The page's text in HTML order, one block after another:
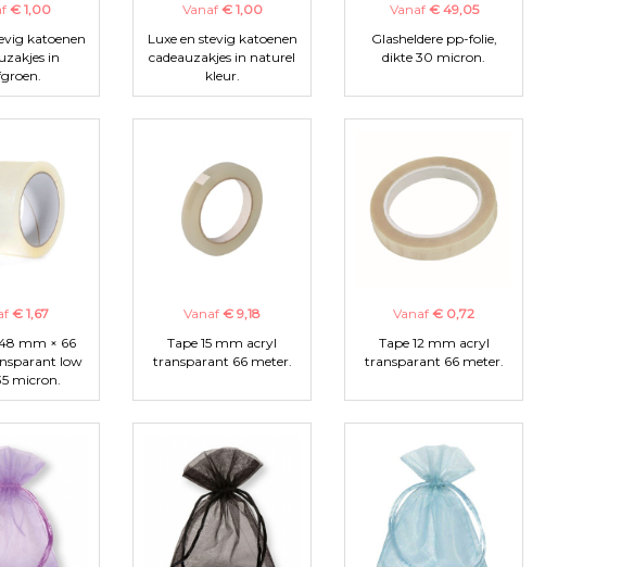
€ 1,00
katoenen
in
Vanaf € 1,00
Luxe en stevig katoenen
cadeauzakjes in naturel
kleur.
Vanaf € 49,05
Glasheldere pp-folie,
dikte 30 micron.
€ 1,67
mm × 66
low
micron.
Vanaf € 9,18
Tape 15 mm acryl
transparant 66 meter.
Vanaf € 0,72
Tape 12 mm acryl
transparant 66 meter.